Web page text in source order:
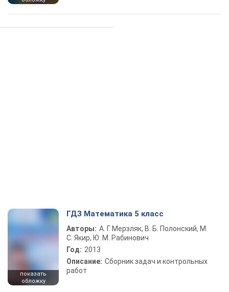
показать
обложку
ГДЗ Математика 5 класс
Авторы: А. Г. Мерзляк, В. Б. Полонский, М.
С. Якир, Ю. М. Рабинович
Год: 2013
Описание: Сборник задач и контрольных
работ